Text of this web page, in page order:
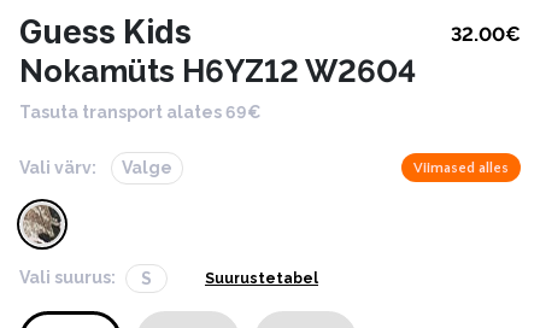
Guess Kids 32.00€
Nokamüts H6YZ12 W2604
Tasuta transport alates 69€
Vali värv: Valge Viimased alles
Vali suurus: S Suurustetabel